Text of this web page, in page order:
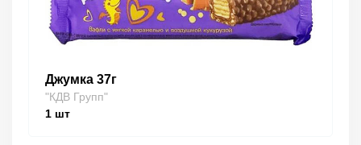
Джумка 37г
"КДВ Групп"
1 шт